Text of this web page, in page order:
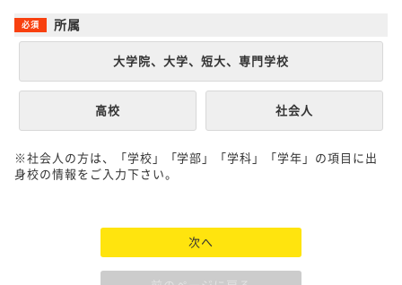
所属
大学院、大学、短大、専門学校
高校 社会人
※社会人の方は、「学校」「学部」「学科」「学年」の項目に出
身校の情報をご入力下さい。
次へ